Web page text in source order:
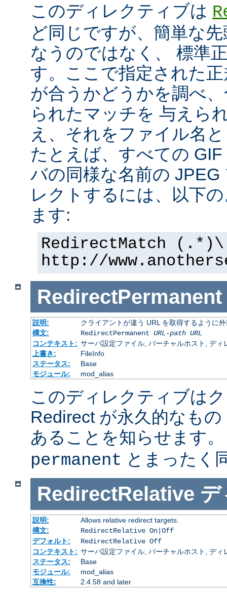
このディレクティブは
ど同じですが、簡単な
なうのではなく、 標準
す。ここで指定された
が合うかどうかを調べ
られたマッチを 与えら
え、それをファイル名
たとえば、すべての
バの同様な名前の
レクトするには、以下
ます:
RedirectMatch
http://
RedirectPermanent
説明:
クライアントが違う URL を取得するように
構文:
RedirectPermanent URL-path URL
コンテキスト: サーバ設定ファイル, バーチャルホスト, ディ
上書き:
FileInfo
ステータス:
Base
モジュール:
mod_alias
このディレクティブは
Redirect が永久的なも
あることを知らせます
permanent とまったく
RedirectRelative デ
説明:
Allows relative redirect targets.
構文:
RedirectRelative On|Off
デフォルト:
RedirectRelative Off
コンテキスト: サーバ設定ファイル, バーチャルホスト, ディ
ステータス:
Base
モジュール:
mod_alias
互換性:
2.4.58 and later